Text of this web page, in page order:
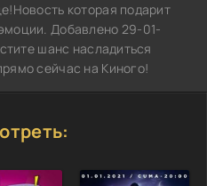
которая подарит
Добавлено 29-01-
шанс насладиться
сейчас на Киного!